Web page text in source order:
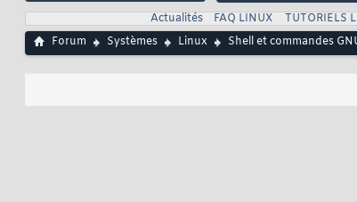
Actualités
FAQ LINUX TUTORIELS
Forum
Systèmes Linux Shell et commandes